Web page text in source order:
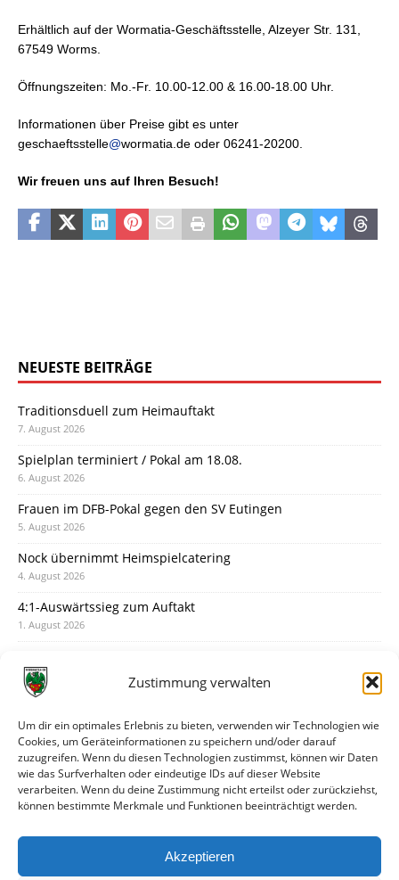
Zustimmung verwalten
Um dir ein optimales Erlebnis zu bieten, verwenden wir Technologien wie
Cookies, um Geräteinformationen zu speichern und/oder darauf
zuzugreifen. Wenn du diesen Technologien zustimmst, können wir Daten
wie das Surfverhalten oder eindeutige IDs auf dieser Website
verarbeiten. Wenn du deine Zustimmung nicht erteilst oder zurückziehst,
können bestimmte Merkmale und Funktionen beeinträchtigt werden.
Akzeptieren
Erhältlich auf der Wormatia-Geschäftsstelle, Alzeyer Str. 131,
67549 Worms.
Öffnungszeiten: Mo.-Fr. 10.00-12.00 & 16.00-18.00 Uhr.
Informationen über Preise gibt es unter
geschaeftsstelle@wormatia.de oder 06241-20200.
Wir freuen uns auf Ihren Besuch!
NEUESTE BEITRÄGE
Traditionsduell zum Heimauftakt
7. August 2026
Spielplan terminiert / Pokal am 18.08.
6. August 2026
Frauen im DFB-Pokal gegen den SV Eutingen
5. August 2026
Nock übernimmt Heimspielcatering
4. August 2026
4:1-Auswärtssieg zum Auftakt
1. August 2026
31. Juli 2026
30. Juli 2026
Deine Spielminute: 89+1
28. Juli 2026
Neuer Rückensponsor
Neue Podcast-Folge: So tickt Björn!
27. Juli 2026